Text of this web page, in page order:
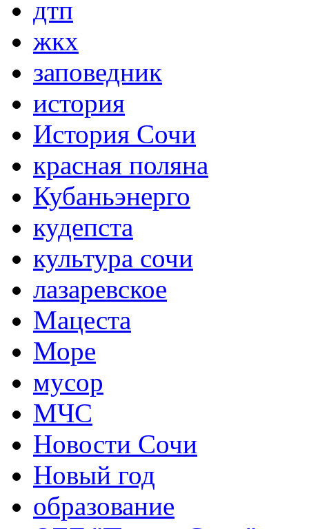
дтп
жкх
заповедник
история
История Сочи
красная поляна
Кубаньэнерго
кудепста
культура сочи
лазаревское
Мацеста
Море
мусор
МЧС
Новости Сочи
Новый год
образование